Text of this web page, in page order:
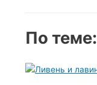
По теме: